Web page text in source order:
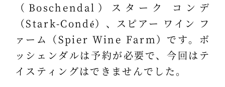
（Boschendal）スターク コンデ
（Stark-Condé）、スピアー ワイン フ
ァーム（Spier Wine Farm）です。ボ
ッシェンダルは予約が必要で、今回はテ
イスティングはできませんでした。